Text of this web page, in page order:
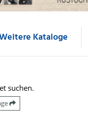
Kataloge
suchen.